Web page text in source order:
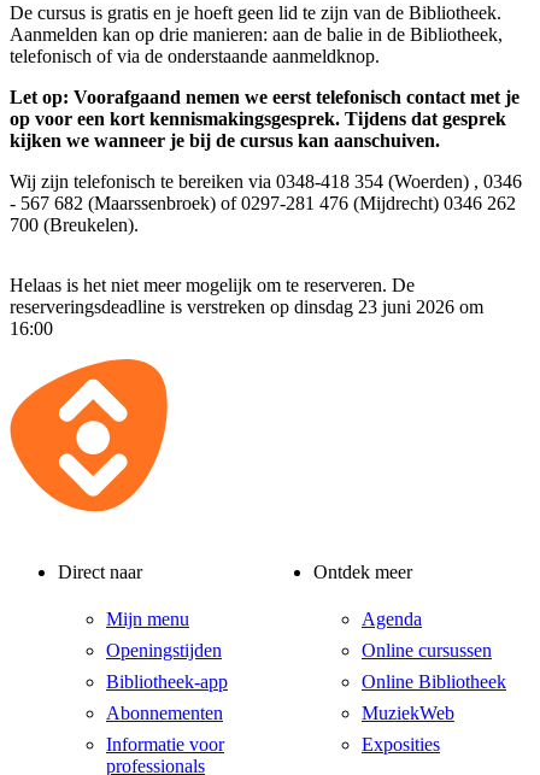
De cursus is gratis en je hoeft geen lid te zijn van de Bibliotheek.
Aanmelden kan op drie manieren: aan de balie in de Bibliotheek,
telefonisch of via de onderstaande aanmeldknop.
Let op: Voorafgaand nemen we eerst telefonisch contact met je
op voor een kort kennismakingsgesprek. Tijdens dat gesprek
kijken we wanneer je bij de cursus kan aanschuiven.
Wij zijn telefonisch te bereiken via 0348-418 354 (Woerden) , 0346
- 567 682 (Maarssenbroek) of 0297-281 476 (Mijdrecht) 0346 262
700 (Breukelen).
Helaas is het niet meer mogelijk om te reserveren. De
reserveringsdeadline is verstreken op dinsdag 23 juni 2026 om
16:00
Direct naar
Mijn menu
Openingstijden
Bibliotheek-app
Abonnementen
Informatie voor
professionals
Ontdek meer
Agenda
Online cursussen
Online Bibliotheek
MuziekWeb
Exposities